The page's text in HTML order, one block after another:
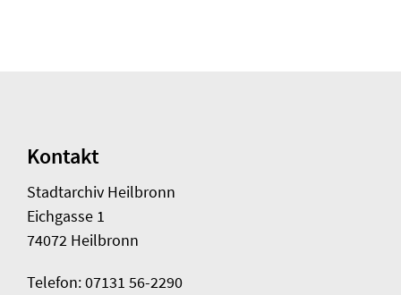
Kontakt
Stadtarchiv Heilbronn
Eichgasse 1
74072 Heilbronn
Telefon: 07131 56-2290